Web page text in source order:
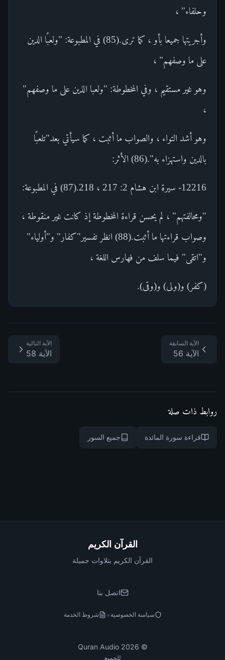
وحلفاء" ،
وأجريتها جميعا بأو ، كما ترى.(85) في المطبوعة: "ولعبًا الدين
على ما وصفهم" ،
وهو غير مستقيم ، وفي المخطوطة: "ولعبا الذين على ما وصفهم"
،
وهو أشد التواء ، والصواب ما أثبت ، كما سيأتي بعد"تلعبًا
بالدين واستهزاء به".(86) الأثر:
12216- سيرة ابن هشام 2: 217 ، 218.(87) في المطبوعة:
"ومحالفتهم" ، لم يحسن قراءة المخطوطة إذ كانت غير منقوطة ،
وصواب قراءتها ما أثبت.(88) انظر تفسير"كفار" و"أولياء"
و"اتقى" فيما سلف من فهارس اللغة ،
(كفر) و(ولى) و(وقى).
الآية السابقة
الآية 56
الآية التالية
الآية 58
روابط ذات صلة
قراءة سورة المائدة جميع السور
القرآن الكريم
القرآن الكريم بتلاوات جميلة
اتصل بنا
سياسة الخصوصية • شروط الخدمة
©
2026
Quran Audio
للجميع